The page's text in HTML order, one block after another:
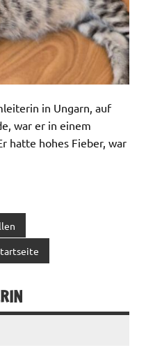
in Ungarn, auf
war er in einem
hatte hohes Fieber, war